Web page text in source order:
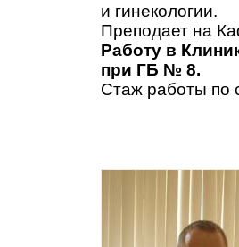
и гинекологии.
Преподает на
Работу в
при ГБ № 8.
Стаж работы по